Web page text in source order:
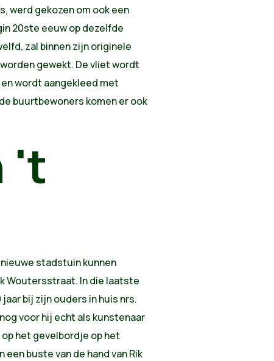
werd gekozen om ook een
20ste eeuw op dezelfde
zal binnen zijn originele
gewekt. De vliet wordt
wordt aangekleed met
buurtbewoners komen er ook
't
stadstuin kunnen
Woutersstraat. In die laatste
bij zijn ouders in huis nrs.
voor hij echt als kunstenaar
het gevelbordje op het
buste van de hand van Rik